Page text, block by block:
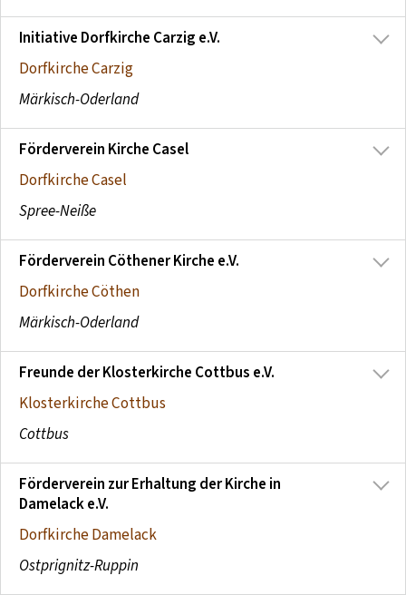
Initiative Dorfkirche Carzig e.V.
Dorfkirche Carzig
Märkisch-Oderland
Förderverein Kirche Casel
Dorfkirche Casel
Spree-Neiße
Förderverein Cöthener Kirche e.V.
Dorfkirche Cöthen
Märkisch-Oderland
Freunde der Klosterkirche Cottbus e.V.
Klosterkirche Cottbus
Cottbus
Förderverein zur Erhaltung der Kirche in
Damelack e.V.
Dorfkirche Damelack
Ostprignitz-Ruppin